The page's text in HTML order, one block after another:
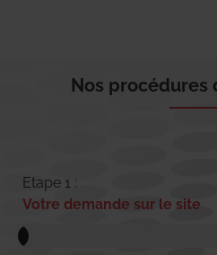
Nos procédures
Etape 1 :
Votre demande sur le site